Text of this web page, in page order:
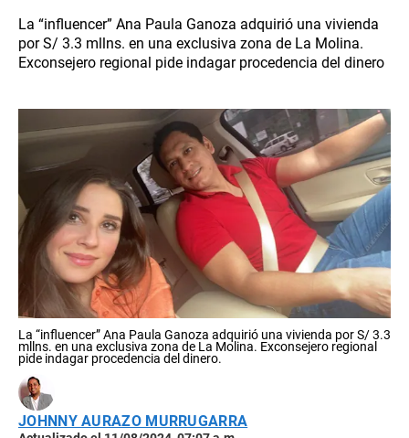
La “influencer” Ana Paula Ganoza adquirió una vivienda
por S/ 3.3 mllns. en una exclusiva zona de La Molina.
Exconsejero regional pide indagar procedencia del dinero
La “influencer” Ana Paula Ganoza adquirió una vivienda por S/ 3.3
mllns. en una exclusiva zona de La Molina. Exconsejero regional
pide indagar procedencia del dinero.
JOHNNY AURAZO MURRUGARRA